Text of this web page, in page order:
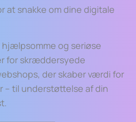
at snakke om dine digitale
hjælpsomme og seriøse
for skræddersyede
der skaber værdi for
– til understøttelse af din